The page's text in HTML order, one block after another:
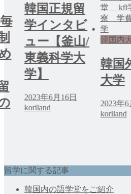
/
韓国内大学一覧
韓国外国語
大学
2023年6月7日
koriland
正規留
【韓
学】
入可
2023年6
留学に関する記事
韓国内の語学堂をご紹介